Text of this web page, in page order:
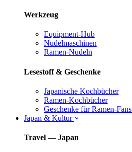
Werkzeug
Equipment-Hub
Nudelmaschinen
Ramen-Nudeln
Lesestoff & Geschenke
Japanische Kochbücher
Ramen-Kochbücher
Geschenke für Ramen-Fans
Japan & Kultur
Travel — Japan